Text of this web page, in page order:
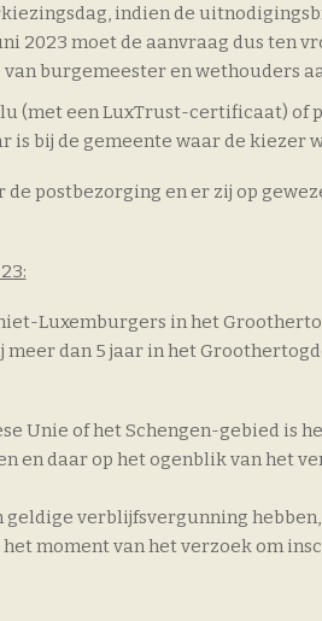
indien de
2023 moet de aanvraag dus ten
burgemeester en wethouders
(met een LuxTrust-certificaat) of
bij de gemeente waar de kiezer
postbezorging en er zij op
Luxemburgers in het
dan 5 jaar in het
Unie of het Schengen-gebied is
en daar op het ogenblik van het
verblijfsvergunning
moment van het verzoek om